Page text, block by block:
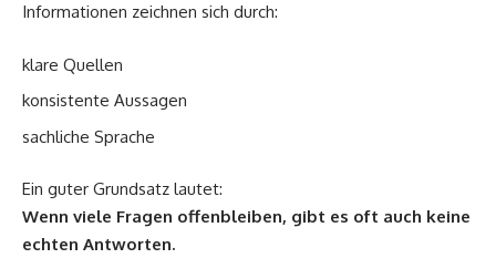
Informationen zeichnen sich durch:
klare Quellen
konsistente Aussagen
sachliche Sprache
Ein guter Grundsatz lautet:
Wenn viele Fragen offenbleiben, gibt es oft auch keine
echten Antworten.